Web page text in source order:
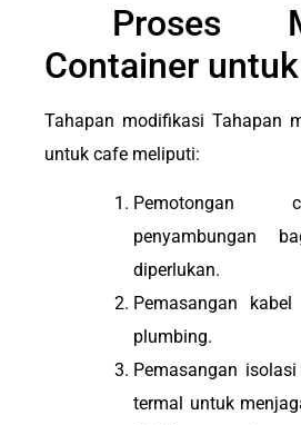
Proses
Container
Tahapan modifikasi Tahapan
untuk cafe meliputi:
Pemotongan
penyambungan
diperlukan.
Pemasangan
plumbing.
Pemasangan
termal untuk